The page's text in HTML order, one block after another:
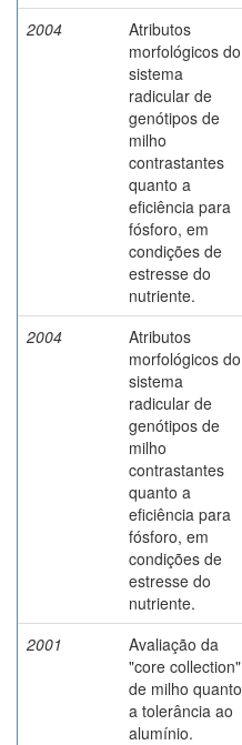
2004
Atributos
morfológicos do
sistema
radicular de
genótipos de
milho
contrastantes
quanto a
eficiência para
fósforo, em
condições de
estresse do
nutriente.
2004
Atributos
morfológicos do
sistema
radicular de
genótipos de
milho
contrastantes
quanto a
eficiência para
fósforo, em
condições de
estresse do
nutriente.
2001
Avaliação da
"core collection"
de milho quanto
a tolerância ao
alumínio.